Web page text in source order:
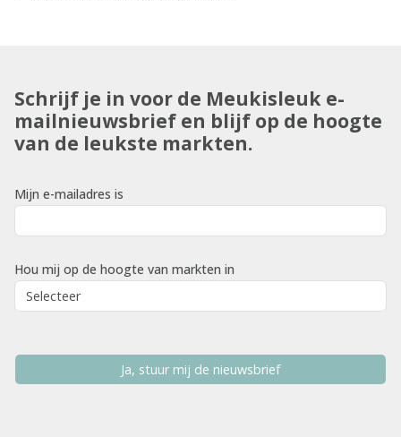
Schrijf je in voor de Meukisleuk e-
mailnieuwsbrief en blijf op de hoogte
van de leukste markten.
Mijn e-mailadres is
Hou mij op de hoogte van markten in
Ja, stuur mij de nieuwsbrief